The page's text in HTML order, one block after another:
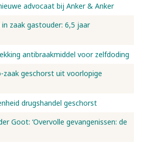
advocaat bij Anker & Anker
zaak gastouder: 6,5 jaar
antibraakmiddel voor zelfdoding
zaak geschorst uit voorlopige
drugshandel geschorst
Goot: ‘Overvolle gevangenissen: de